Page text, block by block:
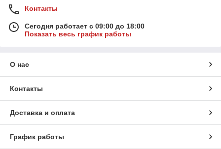
Контакты
Сегодня работает с 09:00 до 18:00
Показать весь график работы
О нас
Контакты
Доставка и оплата
График работы